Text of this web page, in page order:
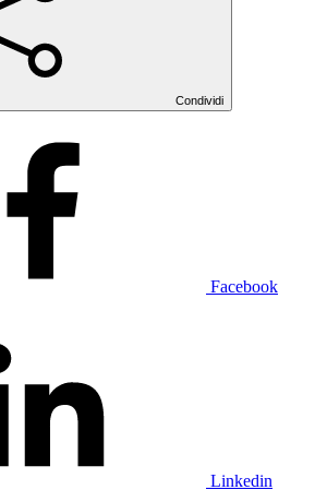
Condividi
Facebook
Linkedin